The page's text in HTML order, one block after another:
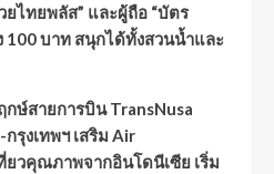
ไทยพลัส” และผู้ถือ “บัตร
100 บาท สนุกได้ทั้งสวนน้ำและ
ษ์สายการบิน TransNusa
รุงเทพฯ เสริม Air
วคุณภาพจากอินโดนีเซีย เริ่ม